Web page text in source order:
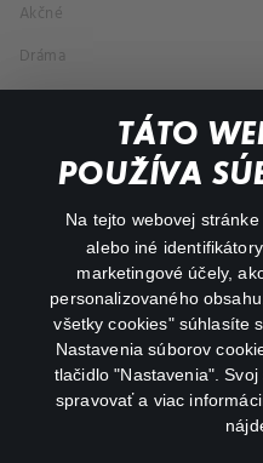
TÁTO
POUŽÍVA
Na tejto webovej
alebo iné
marketingové účely,
personalizovaného
všetky cookies" súhlasíte
Nastavenia súborov
tlačidlo "Nastavenia".
spravovať a viac
Akčné
Dráma
O aplikácii Canal+